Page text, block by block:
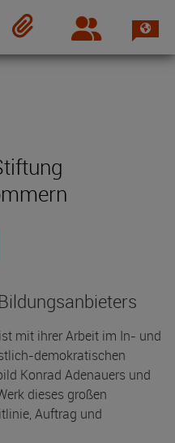
Login
mit ihrer Arbeit im In- und
demokratischen
Konrad Adenauers und
dieses großen
Auftrag und